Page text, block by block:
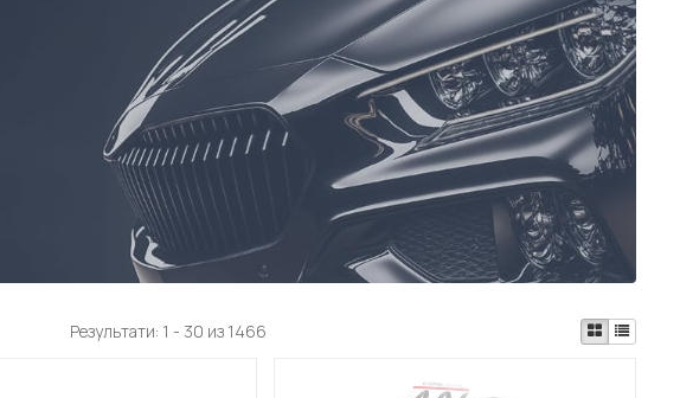
Результати: 1 - 30 из 1466